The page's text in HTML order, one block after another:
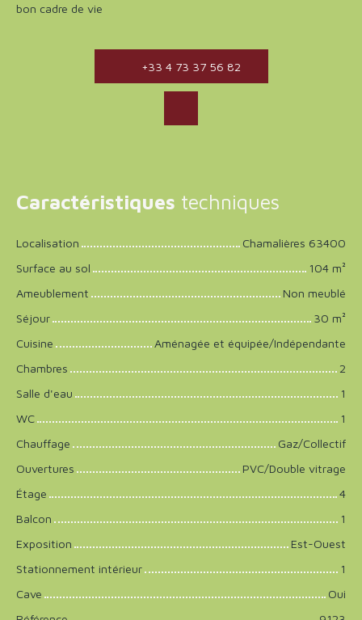
bon cadre de vie
+33 4 73 37 56 82
Caractéristiques techniques
Localisation
Chamalières 63400
Surface au sol
104 m²
Ameublement
Non meublé
Séjour
30 m²
Cuisine
Aménagée et équipée/Indépendante
Chambres
2
Salle d'eau
1
WC
1
Chauffage
Gaz/Collectif
Ouvertures
PVC/Double vitrage
Étage
4
Balcon
1
Exposition
Est-Ouest
Stationnement intérieur
1
Cave
Oui